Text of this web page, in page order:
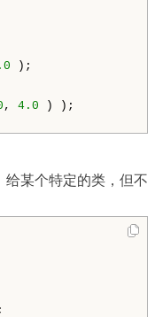
);
, 4.0 ) );
给某个特定的类，但不